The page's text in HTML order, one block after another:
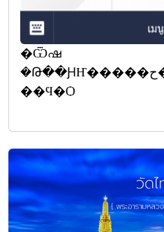
�Ѿഷ
�Թ��ԨҤ�����ح����Ҿ�Ѵ��ͧ��
��Ϥ�Ѻ